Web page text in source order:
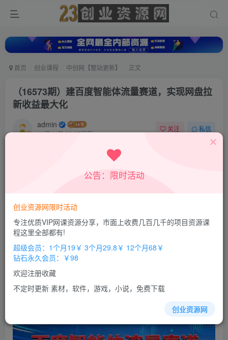
首页 创业课程 中创网【整站更新】 正文
（16573期）建百度智能体流量赛道，实现网盘拉
新收益最大化
admin
11月14日 22:27更新
关注 私信
超级会员
立即购买
您当前未登录！建议登陆后购买，办理会员包月更省钱，可保存购
公告：限时活动
创业资源网限时活动
专注优质VIP网课资源分享，市面上收费几百几千的项目资源课
程这里全部都有!
超级会员：1个月19￥ 3个月29.8￥ 12个月68￥
钻石永久会员：￥98
欢迎注册收藏
不定时更新 素材，软件，游戏，小说，免费下载
创业资源网